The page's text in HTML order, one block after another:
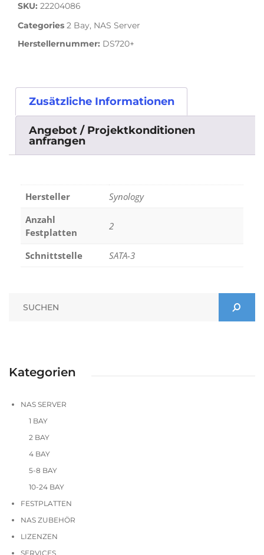
SKU: 22204086
Categories 2 Bay, NAS Server
Herstellernummer: DS720+
Zusätzliche Informationen
Angebot / Projektkonditionen
anfrangen
Hersteller
Synology
Anzahl
Festplatten
2
Schnittstelle SATA-3
Kategorien
NAS SERVER
1 BAY
2 BAY
4 BAY
5-8 BAY
10-24 BAY
FESTPLATTEN
NAS ZUBEHÖR
LIZENZEN
SERVICES